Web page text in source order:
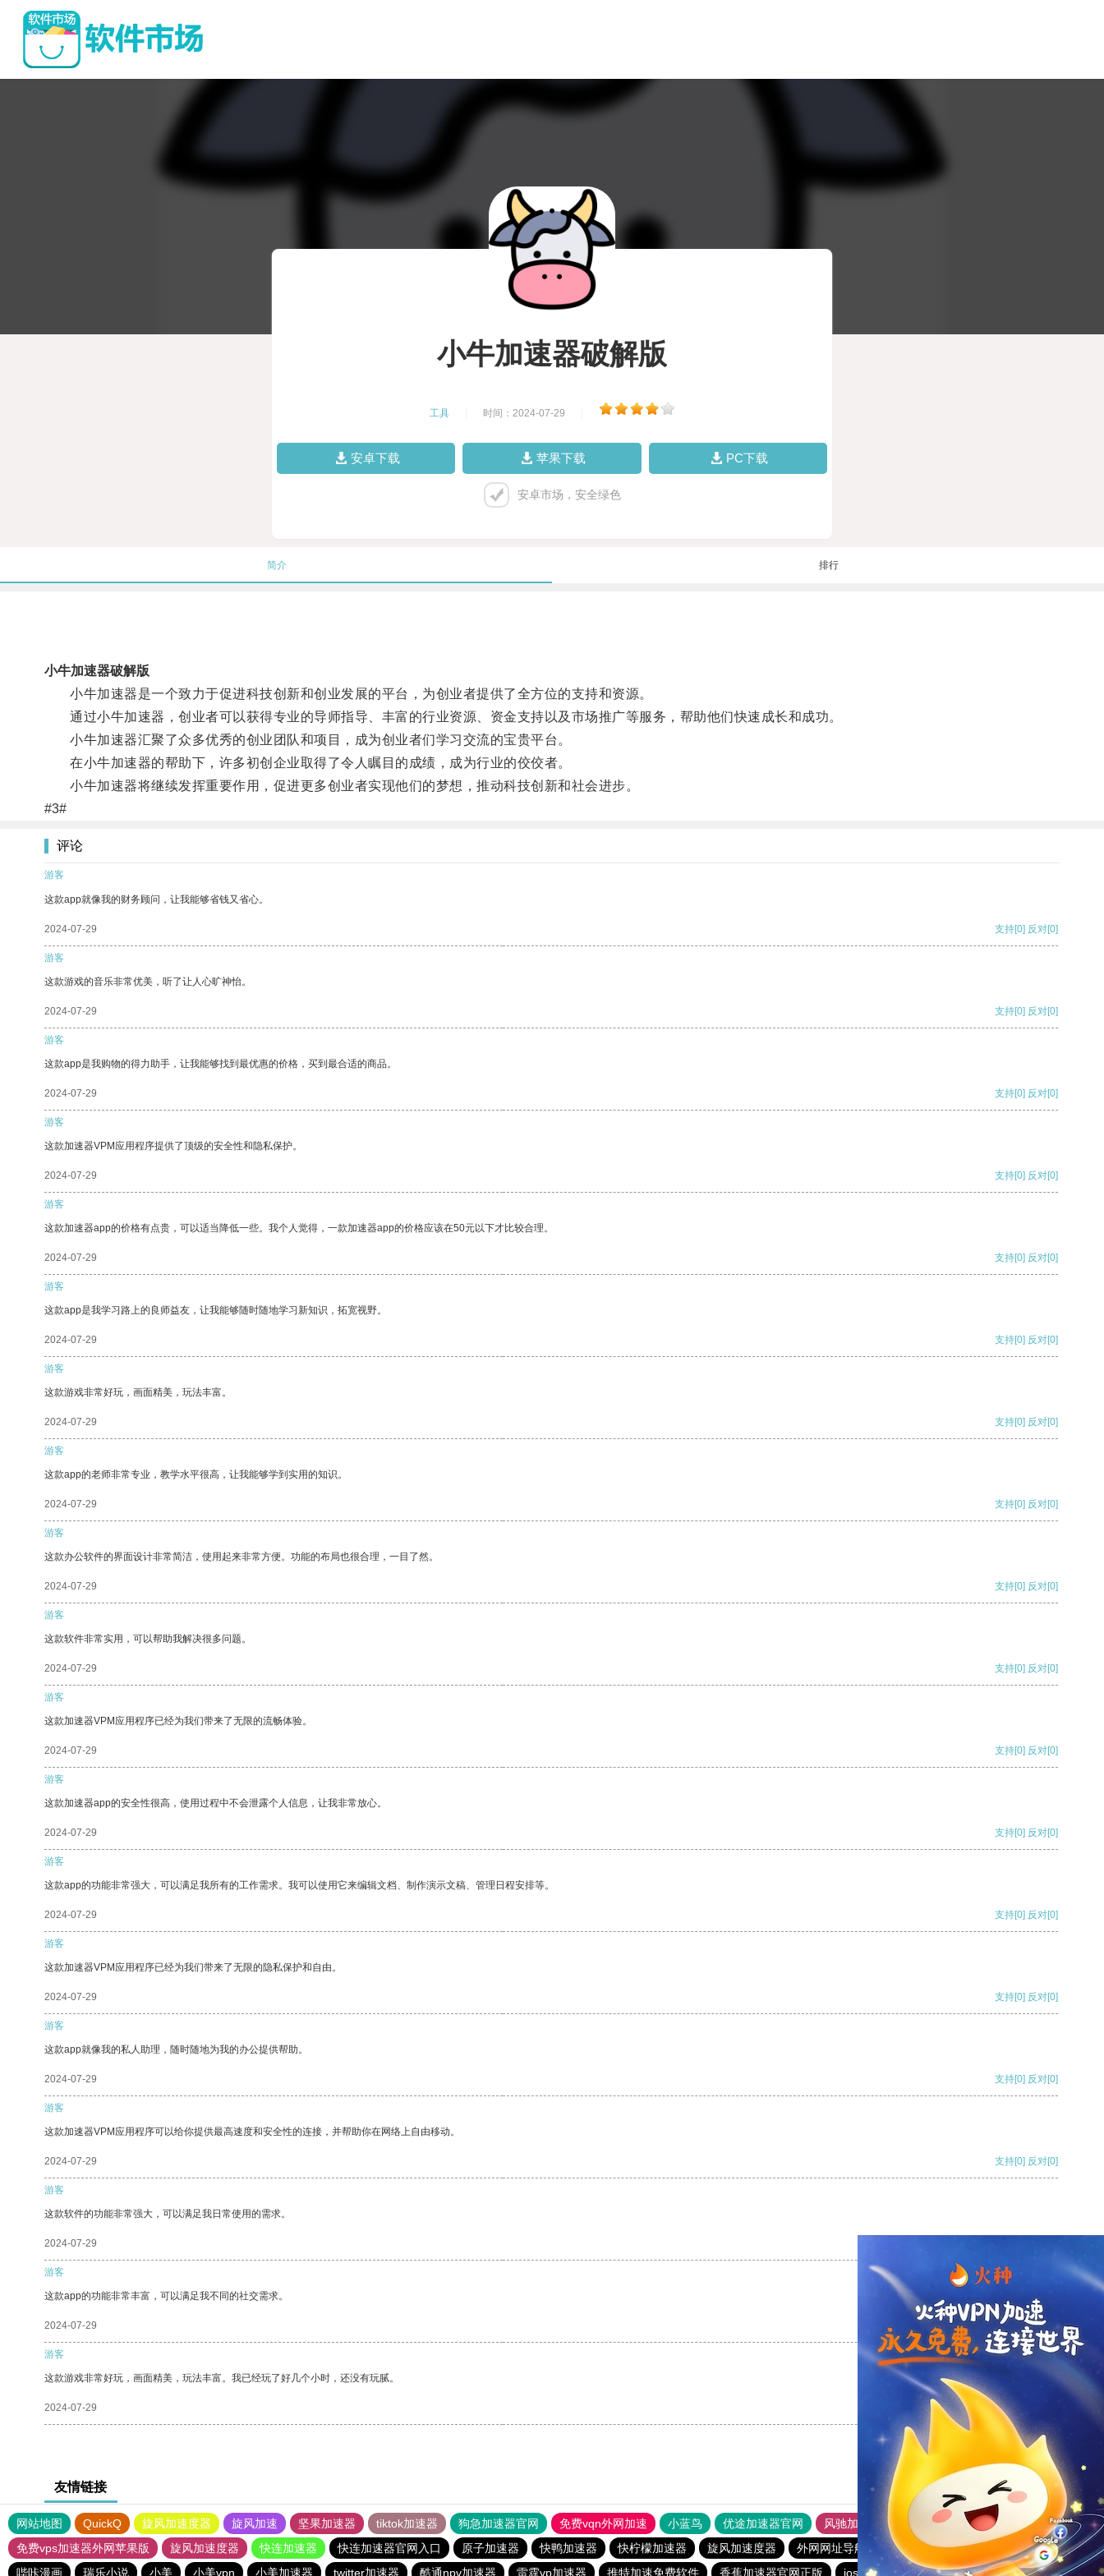
小牛加速器破解版
工具 时间：2024-07-29
安卓下载 苹果下载 PC下载
安卓市场，安全绿色
简介 排行
小牛加速器破解版
小牛加速器是一个致力于促进科技创新和创业发展的平台，为创业者提供了全方位的支持和资源。
通过小牛加速器，创业者可以获得专业的导师指导、丰富的行业资源、资金支持以及市场推广等服务，帮助他们快速成长和成功。
小牛加速器汇聚了众多优秀的创业团队和项目，成为创业者们学习交流的宝贵平台。
在小牛加速器的帮助下，许多初创企业取得了令人瞩目的成绩，成为行业的佼佼者。
小牛加速器将继续发挥重要作用，促进更多创业者实现他们的梦想，推动科技创新和社会进步。
#3#
评论
游客
这款app就像我的财务顾问，让我能够省钱又省心。
2024-07-29 支持[0] 反对[0]
游客
这款游戏的音乐非常优美，听了让人心旷神怡。
2024-07-29 支持[0] 反对[0]
游客
这款app是我购物的得力助手，让我能够找到最优惠的价格，买到最合适的商品。
2024-07-29 支持[0] 反对[0]
游客
这款加速器VPM应用程序提供了顶级的安全性和隐私保护。
2024-07-29 支持[0] 反对[0]
游客
这款加速器app的价格有点贵，可以适当降低一些。我个人觉得，一款加速器app的价格应该在50元以下才比较合理。
2024-07-29 支持[0] 反对[0]
游客
这款app是我学习路上的良师益友，让我能够随时随地学习新知识，拓宽视野。
2024-07-29 支持[0] 反对[0]
游客
这款游戏非常好玩，画面精美，玩法丰富。
2024-07-29 支持[0] 反对[0]
游客
这款app的老师非常专业，教学水平很高，让我能够学到实用的知识。
2024-07-29 支持[0] 反对[0]
游客
这款办公软件的界面设计非常简洁，使用起来非常方便。功能的布局也很合理，一目了然。
2024-07-29 支持[0] 反对[0]
游客
这款软件非常实用，可以帮助我解决很多问题。
2024-07-29 支持[0] 反对[0]
游客
这款加速器VPM应用程序已经为我们带来了无限的流畅体验。
2024-07-29 支持[0] 反对[0]
游客
这款加速器app的安全性很高，使用过程中不会泄露个人信息，让我非常放心。
2024-07-29 支持[0] 反对[0]
游客
这款app的功能非常强大，可以满足我所有的工作需求。我可以使用它来编辑文档、制作演示文稿、管理日程安排等。
2024-07-29 支持[0] 反对[0]
游客
这款加速器VPM应用程序已经为我们带来了无限的隐私保护和自由。
2024-07-29 支持[0] 反对[0]
游客
这款app就像我的私人助理，随时随地为我的办公提供帮助。
2024-07-29 支持[0] 反对[0]
游客
这款加速器VPM应用程序可以给你提供最高速度和安全性的连接，并帮助你在网络上自由移动。
2024-07-29 支持[0] 反对[0]
游客
这款软件的功能非常强大，可以满足我日常使用的需求。
2024-07-29
游客
这款app的功能非常丰富，可以满足我不同的社交需求。
2024-07-29 支持 [0] 反对 [0]
游客
这款游戏非常好玩，画面精美，玩法丰富。我已经玩了好几个小时，还没有玩腻。
2024-07-29 支持
友情链接
网站地图 QuickQ 旋风加速度器 旋风加速 坚果加速器 tiktok加速器 狗急加速器官网 免费vqn外网加速 小蓝鸟 优途加速器官网 风驰加速器
旋风加速器
免费vps加速器外网苹果版
旋风加速度器 快连加速器 快连加速器官网入口 原子加速器 快鸭加速器 快柠檬加速器 旋风加速度器 外网网址导航 软件中心 雷霆加速
狂飙加速器
哔咔漫画
瑞乐小说 小美 小美vpn 小美加速器 twitter加速器 酷通npv加速器 雷霆vp加速器 推特加速免费软件 香蕉加速器官网正版 ios加速器 快连vp 加速器试用30分钟